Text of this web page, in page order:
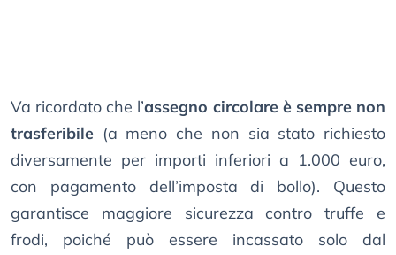
Va ricordato che l’assegno circolare è sempre non
trasferibile (a meno che non sia stato richiesto
diversamente per importi inferiori a 1.000 euro,
con pagamento dell’imposta di bollo). Questo
garantisce maggiore sicurezza contro truffe e
frodi, poiché può essere incassato solo dal